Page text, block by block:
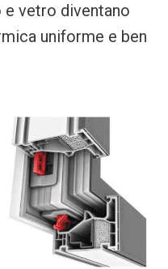
vetro diventano
uniforme e ben